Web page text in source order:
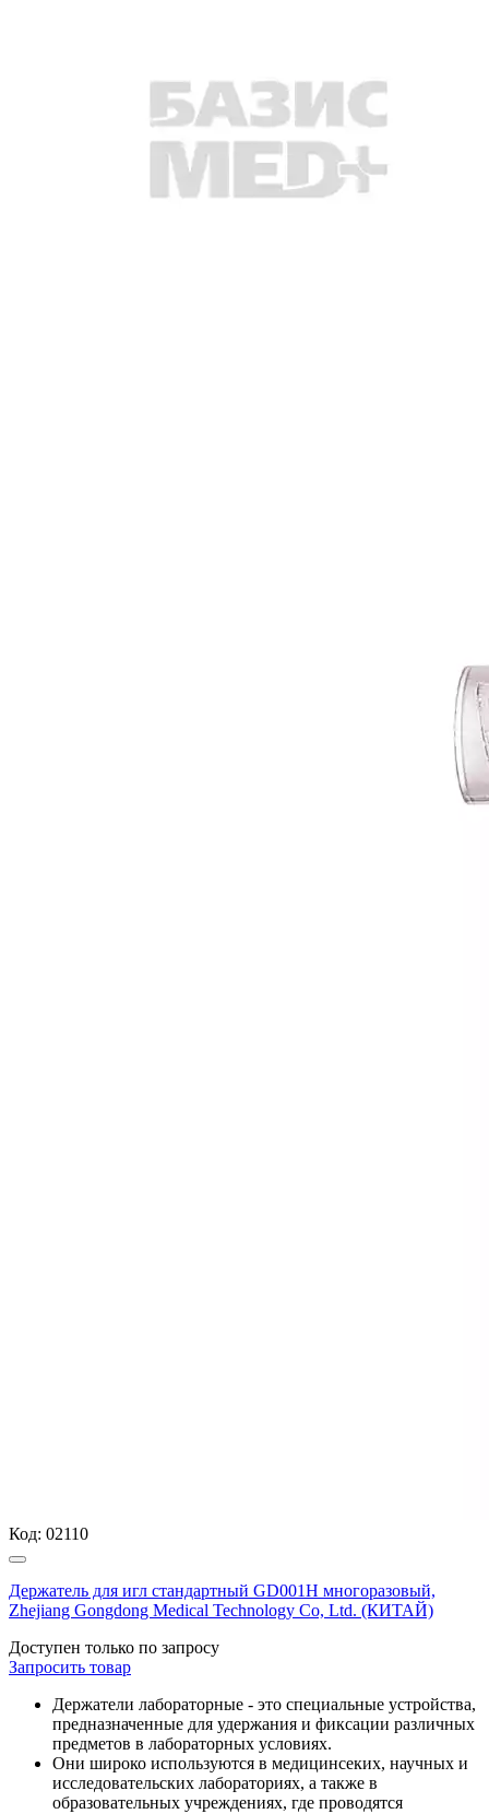
Код: 02110
Держатель для игл стандартный GD001H многоразовый,
Zhejiang Gongdong Medical Technology Co, Ltd. (КИТАЙ)
Доступен только по запросу
Запросить товар
Держатели лабораторные - это специальные устройства,
предназначенные для удержания и фиксации различных
предметов в лабораторных условиях.
Они широко используются в медицинсеких, научных и
исследовательских лабораториях, а также в
образовательных учреждениях, где проводятся